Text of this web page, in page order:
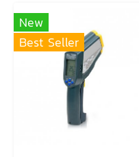
New
Best Seller